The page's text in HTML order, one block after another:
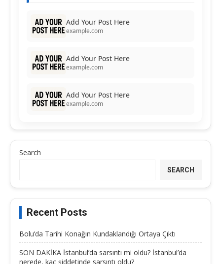
Add Your Post Here
example.com
Add Your Post Here
example.com
Add Your Post Here
example.com
Search
SEARCH
Recent Posts
Bolu’da Tarihi Konağın Kundaklandığı Ortaya Çıktı
SON DAKİKA İstanbul’da sarsıntı mi oldu? İstanbul’da
nerede, kaç şiddetinde sarsıntı oldu?